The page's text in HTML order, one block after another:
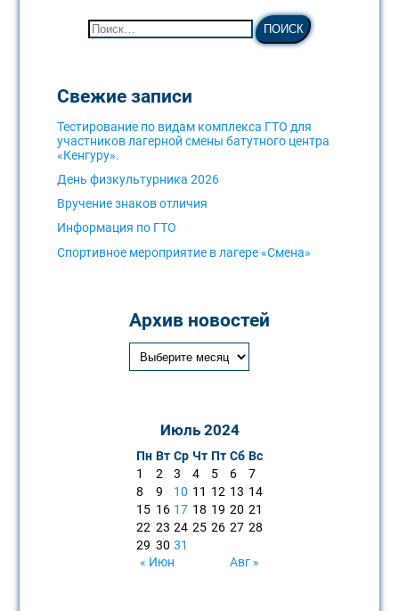
Свежие записи
Тестирование по видам комплекса ГТО для
участников лагерной смены батутного центра
«Кенгуру».
День физкультурника 2026
Вручение знаков отличия
Информация по ГТО
Спортивное мероприятие в лагере «Смена»
Архив новостей
Июль 2024
Пн Вт Ср Чт Пт Сб Вс
1
2 3 4 5 6
7
8
9 10 11 12 13 14
15 16 17 18 19 20 21
22 23 24 25 26 27 28
29 30 31
« Июн
Авг »